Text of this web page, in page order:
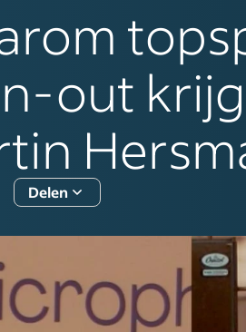
out
Delen